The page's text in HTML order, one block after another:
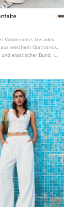
Vorderseite. Gerades
aus weichem Glattstrick.
elastischer Bund. In